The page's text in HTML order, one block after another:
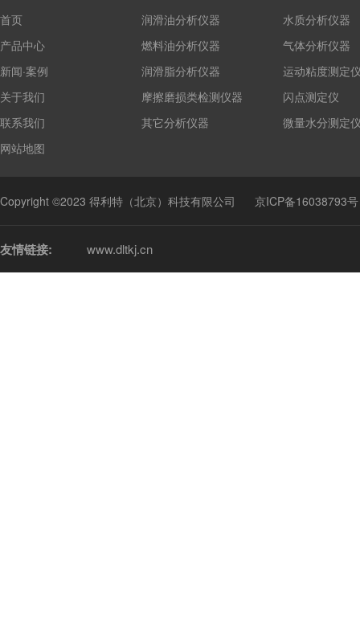
首页
产品中心
新闻·案例
关于我们
联系我们
网站地图
润滑油分析仪器
燃料油分析仪器
润滑脂分析仪器
摩擦磨损类检测仪器
其它分析仪器
水质分析仪器
气体分析仪器
运动粘度测定
闪点测定仪
微量水分测定
Copyright ©2023 得利特（北京）科技有限公司 京ICP备16038793号
友情链接: www.dltkj.cn